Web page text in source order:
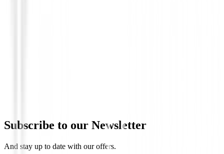
Subscribe to our Newsletter
And stay up to date with our offers.